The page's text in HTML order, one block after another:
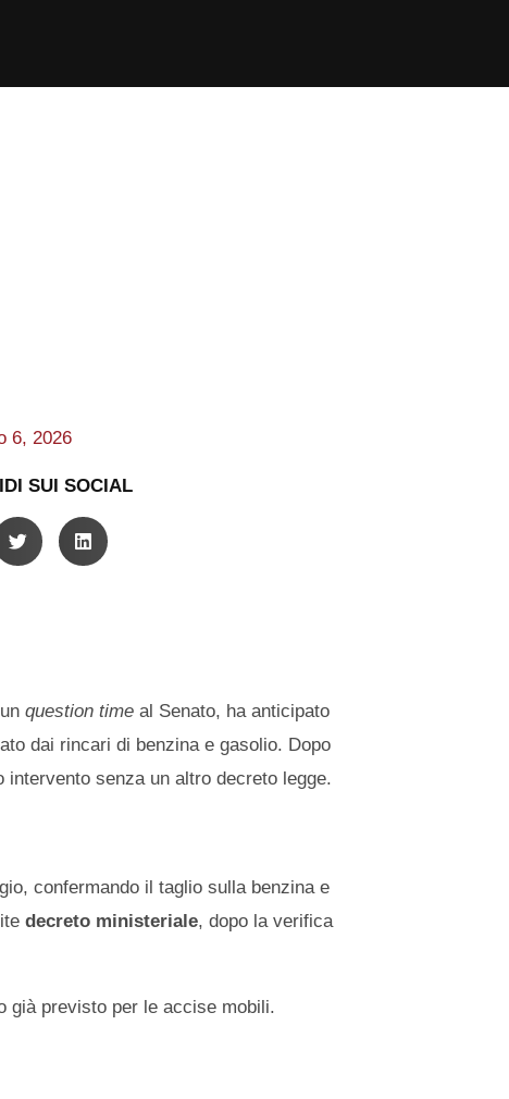
6, 2026
SUI SOCIAL
question time al Senato, ha anticipato
dai rincari di benzina e gasolio. Dopo
senza un altro decreto legge.
confermando il taglio sulla benzina e
decreto ministeriale, dopo la verifica
già previsto per le accise mobili.